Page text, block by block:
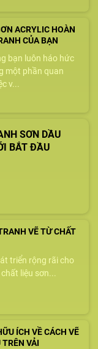
ACRYLIC HOÀN
CỦA BẠN
bạn luôn háo hức
một phần quan
v...
SƠN DẦU
BẮT ĐẦU
VẼ TỪ CHẤT
triển rộng rãi cho
liệu sơn...
ÍCH VỀ CÁCH VẼ
VẢI